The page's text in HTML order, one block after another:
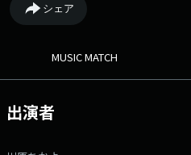
「#FM京都」
シェア
MUSIC MATCH
出演者